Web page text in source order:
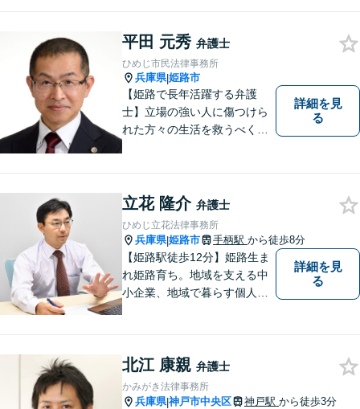
ていただいています。お困り
ごとがあればお気軽に。【夜
間・土日祝対応】【一部初回
相談無料】
平田 元秀 弁護士
ひめじ市民法律事務所
兵庫県|姫路市
【姫路で長年活躍する弁護
士】立場の強い人に傷つけら
れた方々の生活を救うべく、
もご相談ください。二人三脚
で平穏な生活を取り戻しまし
ょう。【Zoom・電話相談O
K】
詳細を見
る
立花 隆介 弁護士
ひめじ立花法律事務所
兵庫県|姫路市 手柄駅 から徒歩8分
【姫路駅徒歩12分】姫路生ま
れ姫路育ち。地域を支える中
小企業、地域で暮らす個人に
済など幅広い問題に積極的に
取り組みます。お気軽にご相
談ください。
詳細を見
る
北江 康親 弁護士
かみがき法律事務所
兵庫県|神戸市中央区 神戸駅 から徒歩3分